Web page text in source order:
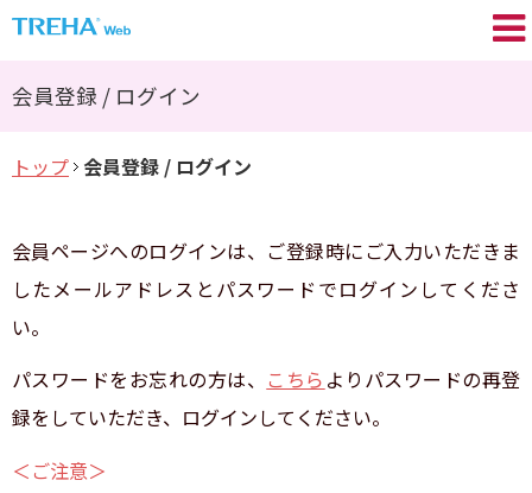
トレハ
プロが語る／My TREHA
トレハ ®レシピ集
糖思考
会員登録 / ログイン
トップ 会員登録 / ログイン
会員ページへのログインは、ご登録時にご入力いただきま
したメールアドレスとパスワードでログインしてくださ
い。
パスワードをお忘れの方は、 こちら よりパスワードの再登
録をしていただき、ログインしてください。
＜ご注意＞